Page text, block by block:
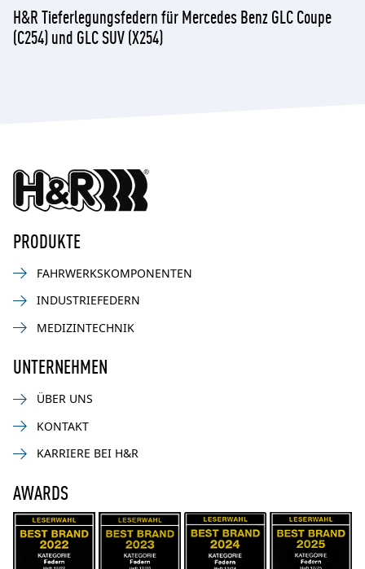
H&R Tieferlegungsfedern für Mercedes Benz GLC Coupe
(C254) und GLC SUV (X254)
PRODUKTE
FAHRWERKSKOMPONENTEN
INDUSTRIEFEDERN
MEDIZINTECHNIK
UNTERNEHMEN
ÜBER UNS
KONTAKT
KARRIERE BEI H&R
AWARDS